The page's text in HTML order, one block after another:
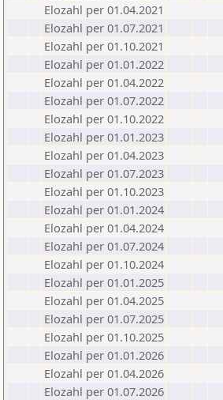
Elozahl per 01.04.2021
Elozahl per 01.07.2021
Elozahl per 01.10.2021
Elozahl per 01.01.2022
Elozahl per 01.04.2022
Elozahl per 01.07.2022
Elozahl per 01.10.2022
Elozahl per 01.01.2023
Elozahl per 01.04.2023
Elozahl per 01.07.2023
Elozahl per 01.10.2023
Elozahl per 01.01.2024
Elozahl per 01.04.2024
Elozahl per 01.07.2024
Elozahl per 01.10.2024
Elozahl per 01.01.2025
Elozahl per 01.04.2025
Elozahl per 01.07.2025
Elozahl per 01.10.2025
Elozahl per 01.01.2026
Elozahl per 01.04.2026
Elozahl per 01.07.2026